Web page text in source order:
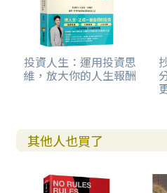
投資人生：運用投資思
維，放大你的人生報酬
其他人也買了